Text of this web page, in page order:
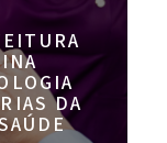
DA